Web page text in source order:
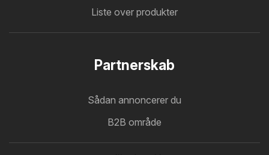
Liste over produkter
Partnerskab
Sådan annoncerer du
B2B område